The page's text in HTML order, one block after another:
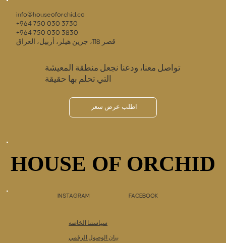
info@houseoforchid.co
+964 750 030 3730
+964 750 030 3830
قصر 118، جرين هيلز، أربيل، العراق
تواصل معنا، ودعنا نجعل منطقة المعيشة
التي تحلم بها حقيقة
اطلب عرض سعر
HOUSE OF ORCHID
HOUSE OF ORCHID
INSTAGRAM FACEBOOK
سياستنا الخاصة
بيان الوصول الرقمي